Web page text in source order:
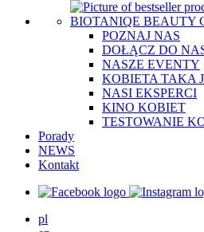
BIOTANIQE BEAUTY
POZNAJ NAS
DOŁĄCZ DO
NASZE EVENTY
KOBIETA TAKA
NASI EKSPERCI
KINO KOBIET
TESTOWANIE
Porady
NEWS
Kontakt
pl